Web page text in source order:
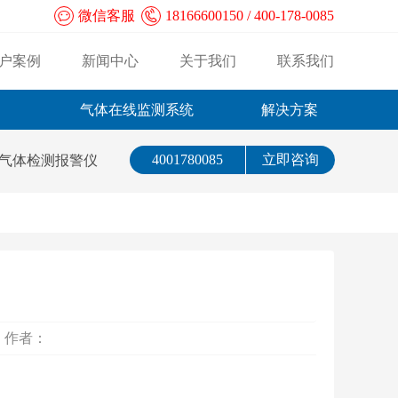
18166600150 / 400-178-0085
微信客服
案例 新闻中心 关于我们 联系我们
气体在线监测系统 解决方案
体检测报警仪 4001780085 立即咨询
者：